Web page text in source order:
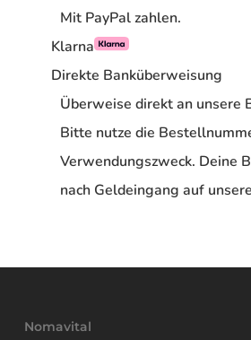
Mit PayPal zahlen.
Klarna
Direkte Banküberweisung
Überweise direkt an unsere
Bitte nutze die
Verwendungszweck. Deine
nach Geldeingang auf
Nomavital